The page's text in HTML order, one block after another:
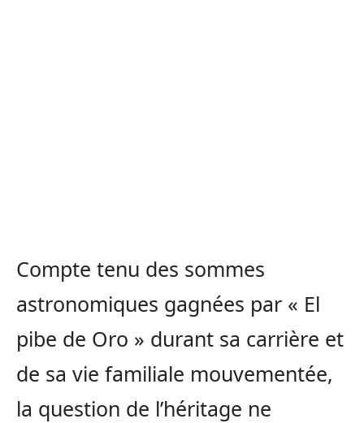
Compte tenu des sommes
astronomiques gagnées par « El
pibe de Oro » durant sa carrière et
de sa vie familiale mouvementée,
la question de l’héritage ne